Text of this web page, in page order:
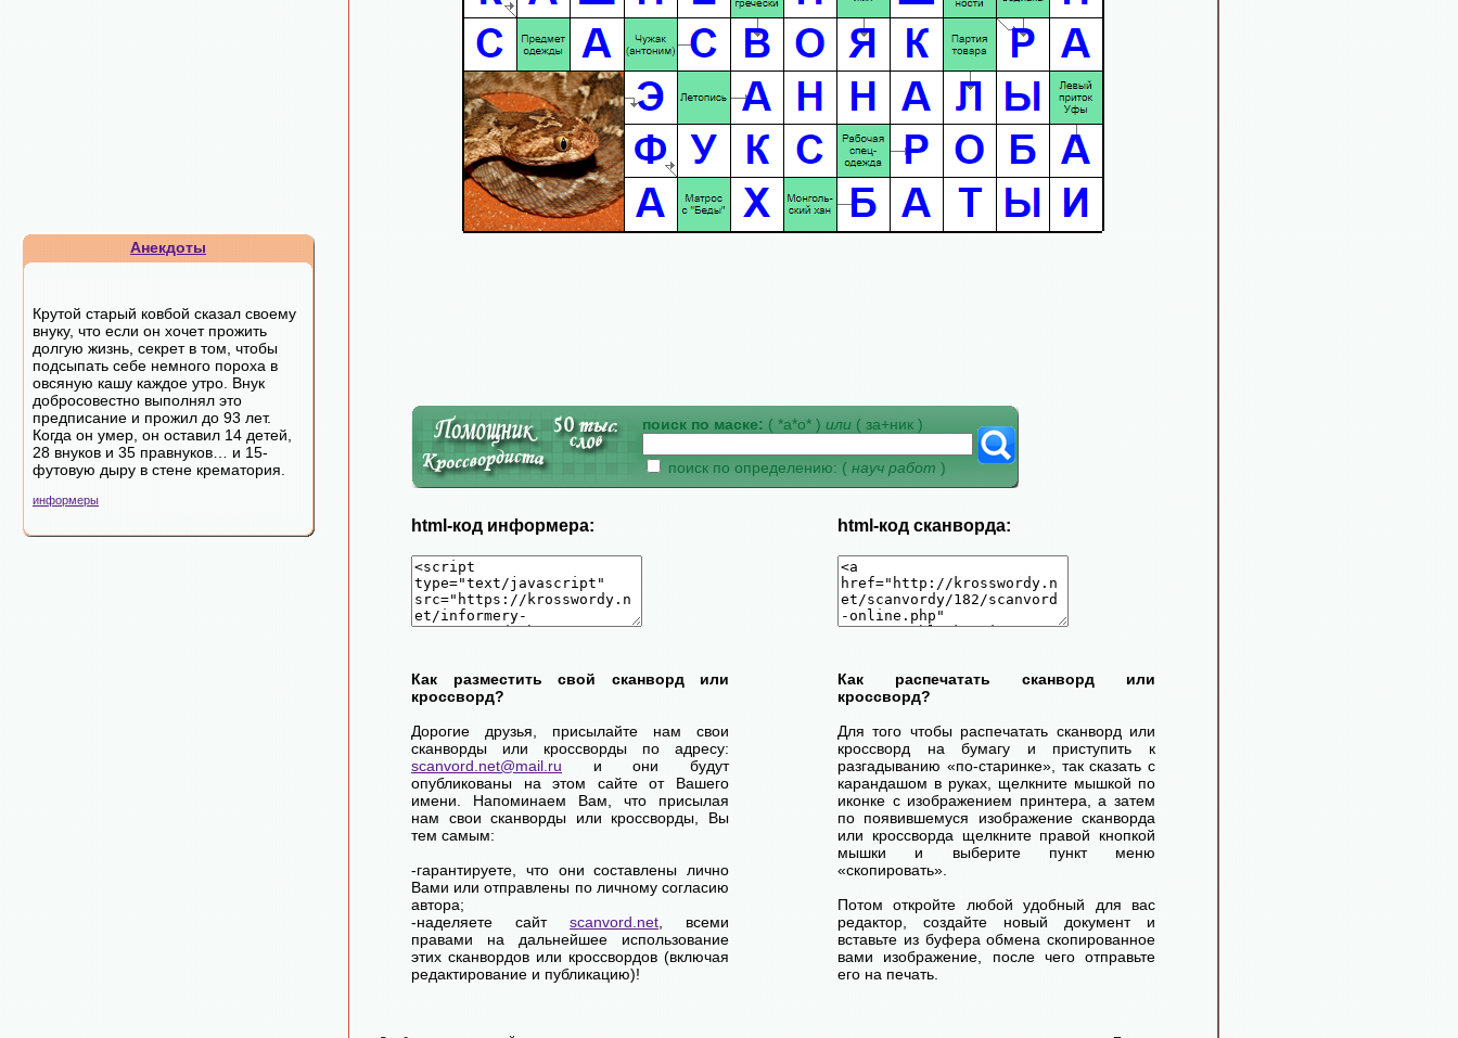
Анекдоты
Крутой старый ковбой сказал своему
внуку, что если он хочет прожить
долгую жизнь, секрет в том, чтобы
подсыпать себе немного пороха в
овсяную кашу каждое утро. Внук
добросовестно выполнял это
предписание и прожил до 93 лет.
Когда он умер, он оставил 14 детей,
28 внуков и 35 правнуков… и 15-
футовую дыру в стене крематория.
информеры
поиск по маске: ( *а*о* ) или ( за+ник )
поиск по определению: ( науч работ )
html-код информера: html-код сканворда:
Как разместить свой сканворд или
кроссворд?
Дорогие друзья, присылайте нам свои
сканворды или кроссворды по адресу:
scanvord.net@mail.ru и они будут
опубликованы на этом сайте от Вашего
имени. Напоминаем Вам, что присылая
нам свои сканворды или кроссворды, Вы
тем самым:
-гарантируете, что они составлены лично
Вами или отправлены по личному согласию
автора;
-наделяете сайт scanvord.net , всеми
правами на дальнейшее использование
этих сканвордов или кроссвордов (включая
редактирование и публикацию)!
Как распечатать сканворд или
кроссворд?
Для того чтобы распечатать сканворд или
кроссворд на бумагу и приступить к
разгадыванию «по-старинке», так сказать с
карандашом в руках, щелкните мышкой по
иконке с изображением принтера, а затем
по появившемуся изображение сканворда
или кроссворда щелкните правой кнопкой
мышки и выберите пункт меню
«скопировать».
Потом откройте любой удобный для вас
редактор, создайте новый документ и
вставьте из буфера обмена скопированное
вами изображение, после чего отправьте
его на печать.